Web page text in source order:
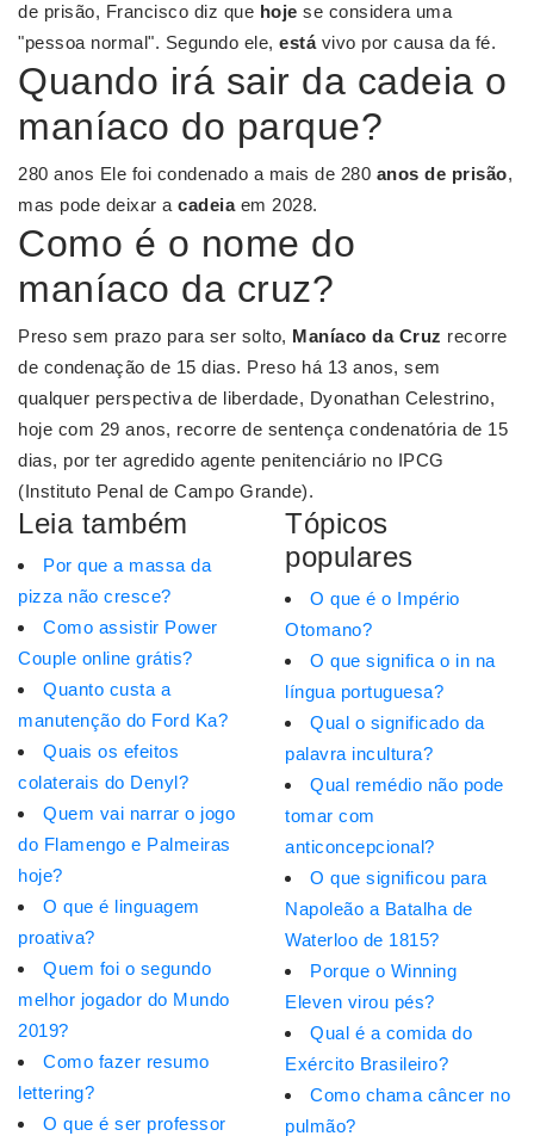
de prisão, Francisco diz que hoje se considera uma
"pessoa normal". Segundo ele, estávivo por causa da fé.
Quando irá sair da cadeia o
maníaco do parque?
280 anos Ele foi condenado a mais de 280 anos de prisão,
mas pode deixar a cadeiaem 2028.
Como é o nome do
maníaco da cruz?
Preso sem prazo para ser solto, Maníaco da Cruz recorre
de condenação de 15 dias. Preso há 13 anos, sem
qualquer perspectiva de liberdade, Dyonathan Celestrino,
hoje com 29 anos, recorre de sentença condenatória de 15
dias, por ter agredido agente penitenciário no IPCG
(Instituto Penal de Campo Grande).
Leia também
Por que a massa da
pizza não cresce?
Como assistir Power
Couple online grátis?
Quanto custa a
manutenção do Ford Ka?
Quais os efeitos
colaterais do Denyl?
Quem vai narrar o jogo
do Flamengo e Palmeiras
hoje?
O que é linguagem
proativa?
Quem foi o segundo
melhor jogador do Mundo
2019?
Como fazer resumo
lettering?
O que é ser professor
Tópicos
populares
O que é o Império
Otomano?
O que significa o in na
língua portuguesa?
Qual o significado da
palavra incultura?
Qual remédio não pode
tomar com
anticoncepcional?
O que significou para
Napoleão a Batalha de
Waterloo de 1815?
Porque o Winning
Eleven virou pés?
Qual é a comida do
Exército Brasileiro?
Como chama câncer no
pulmão?